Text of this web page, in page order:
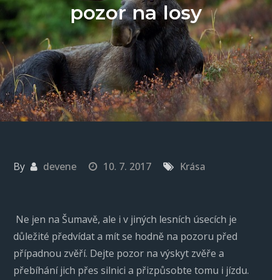
pozor na losy
By devene 10. 7. 2017 Krása
Ne jen na Šumavě, ale i v jiných lesních úsecích je
důležité předvídat a mít se hodně na pozoru před
případnou zvěří. Dejte pozor na výskyt zvěře a
přebíhání jich přes silnici a přizpůsobte tomu i jízdu.